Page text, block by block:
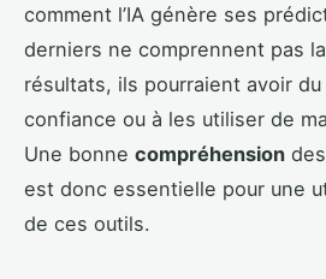
comment l’IA génère ses
derniers ne comprennent pas
résultats, ils pourraient avoir
confiance ou à les utiliser de
Une bonne compréhension
est donc essentielle pour une
de ces outils.